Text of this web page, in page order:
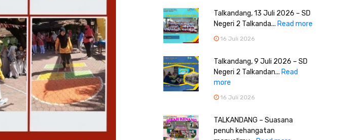
Talkandang, 13 Juli 2026 – SD
Negeri 2 Talkanda... Read more
16 Juli 2026
Talkandang, 9 Juli 2026 – SD
Negeri 2 Talkandan... Read
more
16 Juli 2026
TALKANDANG – Suasana
penuh kehangatan